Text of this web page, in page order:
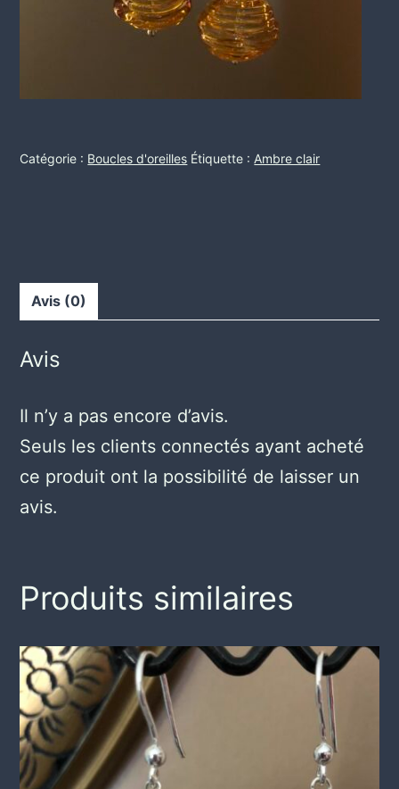
Catégorie : Boucles d'oreilles Étiquette : Ambre clair
Avis (0)
Avis
Il n’y a pas encore d’avis.
Seuls les clients connectés ayant acheté
ce produit ont la possibilité de laisser un
avis.
Produits similaires